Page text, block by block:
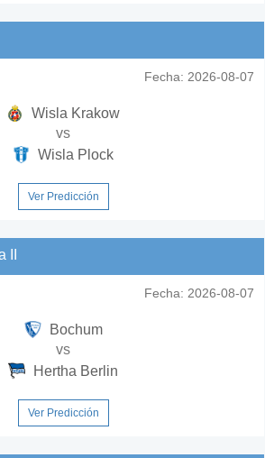
Fecha: 2026-08-07
Wisla Krakow
vs
Wisla Plock
Ver Predicción
Fecha: 2026-08-07
Bochum
vs
Hertha Berlin
Ver Predicción